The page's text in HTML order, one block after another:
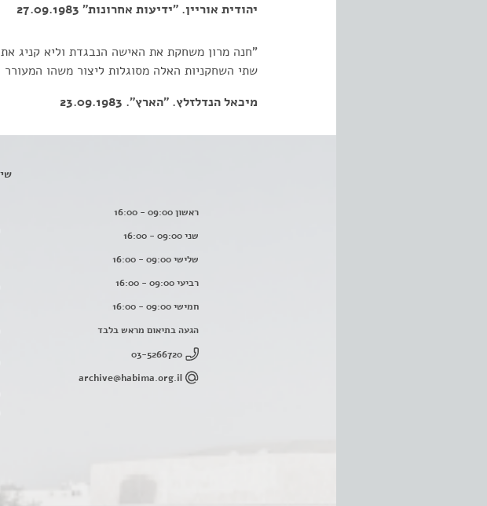
יהודית אוריין. "ידיעות אחרונות" 27.09.1983
"חנה מרון משחקת את האישה הנבגדת וליא קניג
שתי השחקניות האלה מסוגלות ליצור משהו
מיכאל הנדלזלץ. "הארץ". 23.09.1983
ראשון 09:00 - 16:00
שני 09:00 - 16:00
שלישי 09:00 - 16:00
רביעי 09:00 - 16:00
חמישי 09:00 - 16:00
הגעה בתיאום מראש בלבד
03-5266720
archive@habima.org.il